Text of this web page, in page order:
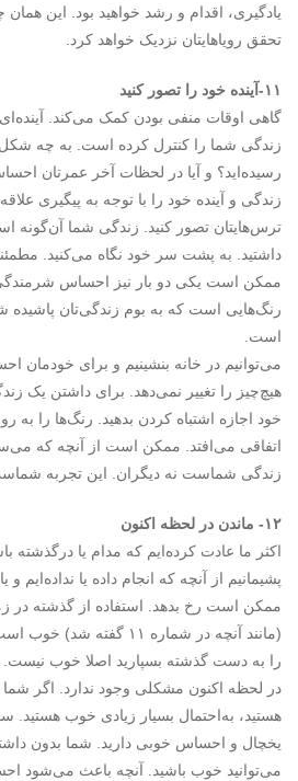
یادگیری،‌ اقدام و رشد خواهید بود. این
تحقق رویاهایتان نزدیک خواهد کرد.
۱۱-آینده خود را تصور کنید
گاهی اوقات منفی بودن کمک می‌کند.
زندگی شما را کنترل کرده است. به چه شکل
رسیده‌اید؟ و آیا در لحظات آخر عمرتان
زندگی و آینده خود را با توجه به پیگیری علاقه‌
ترس‌هایتان تصور کنید. زندگی شما
داشتید. به پشت سر خود نگاه می‌کنید.
ممکن است یکی دو بار نیز احساس شرمندگی
رنگ‌هایی است که به بوم زندگی‌تان پاشیده
است.
می‌توانیم در خانه بنشینیم و برای خودمان
هیچ‌چیز را تغییر نمی‌دهد. برای داشتن یک
خود اجازه اشتباه کردن بدهید. رنگ‌ها را به
اتفاقی می‌افتد. ممکن است از آنچه که
زندگی شماست نه دیگران. این تجربه
۱۲- ماندن در لحظه اکنون
اکثر ما عادت کرده‌ایم که مدام یا درگذشته
پشیمانیم از آنچه که انجام داده یا نداده‌ایم و
ممکن است رخ بدهد. استفاده از گذشته در
(مانند آنچه در شماره ۱۱
را به دست گذشته بسپارید اصلا خوب نیست.
در لحظه اکنون مشکلی وجود ندارد. اگر
هستید، به‌احتمال بسیار زیادی خوب هستید.
یخچال و احساس خوبی دارید. شما بدون
می‌توانید خوب باشید. آنچه باعث می‌شود